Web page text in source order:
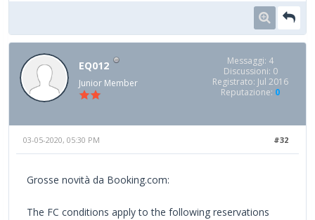
EQ012
Junior Member
Messaggi: 4
Discussioni: 0
Registrato: Jul 2016
Reputazione: 0
#32
03-05-2020, 05:30 PM
Grosse novità da Booking.com:
The FC conditions apply to the following reservations